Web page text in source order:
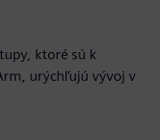
ktoré sú k
urýchľujú vývoj v